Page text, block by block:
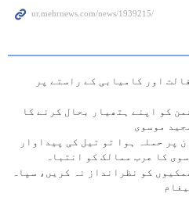
اور کامیابی کے راستے پر
کو اپنے ہتھیار بحال کرنے کا
موسوی
پر حملہ ہوا تو تیل کی پیداوار
کا عرب ممالک کو انتباہ
کو نظرانداز نہ کریں، سپاہ